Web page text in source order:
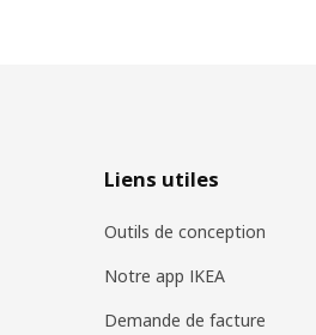
Liens utiles
Outils de conception
Notre app IKEA
Demande de facture